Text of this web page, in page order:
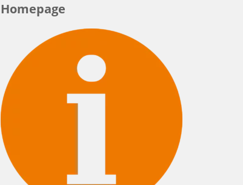
Homepage